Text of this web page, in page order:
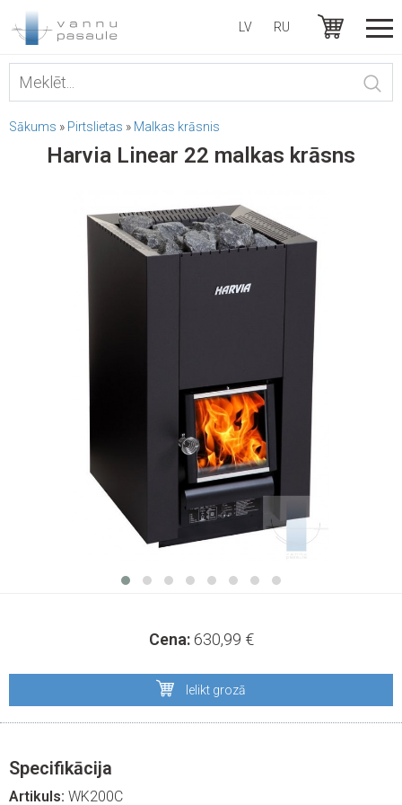
LV RU
Sākums » Pirtslietas » Malkas krāsnis
Harvia Linear 22 malkas krāsns
Cena: 630,99 €
Ielikt grozā
Specifikācija
Artikuls: WK200C